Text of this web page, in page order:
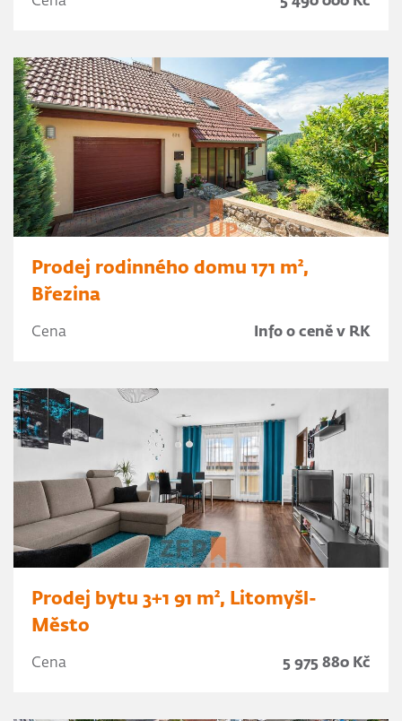
Prodej rodinného domu 171 m²,
Březina
Cena Info o ceně v RK
Prodej bytu 3+1 91 m², Litomyšl-
Město
Cena 5 975 880 Kč